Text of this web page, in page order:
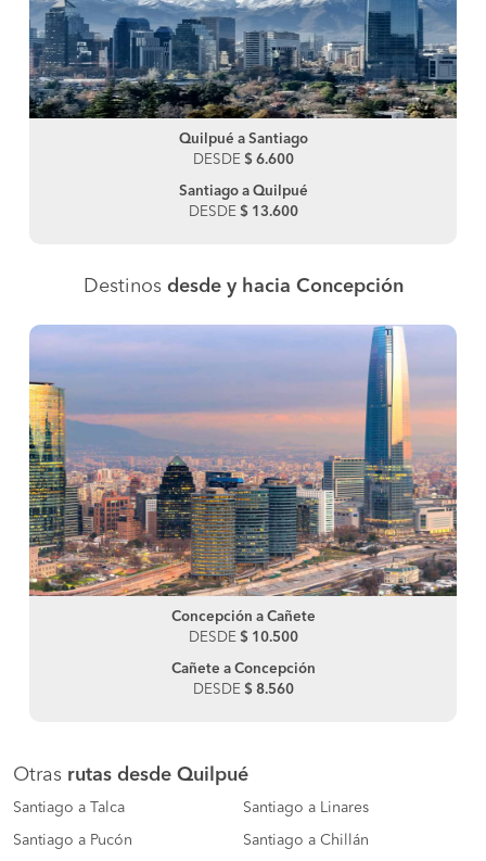
Quilpué a Santiago
DESDE $ 6.600
Santiago a Quilpué
DESDE $ 13.600
Destinos desde y hacia Concepción
Concepción a Cañete
DESDE $ 10.500
Cañete a Concepción
DESDE $ 8.560
Otras rutas desde Quilpué
Santiago a Talca Santiago a Linares
Santiago a Pucón Santiago a Chillán